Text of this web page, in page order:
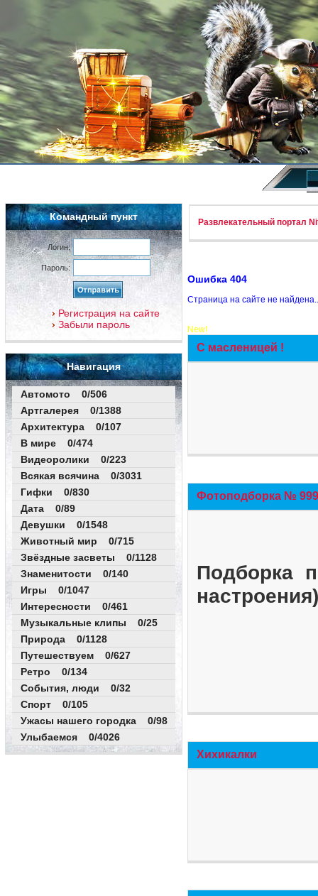
Командный пункт
Логин:
Пароль:
Регистрация на сайте
Забыли пароль
Навигация
Автомото 0/506
Артгалерея 0/1388
Архитектура 0/107
В мире 0/474
Видеоролики 0/223
Всякая всячина 0/3031
Гифки 0/830
Дата 0/89
Девушки 0/1548
Животный мир 0/715
Звёздные засветы 0/1128
Знаменитости 0/140
Игры 0/1047
Интересности 0/461
Музыкальные клипы 0/25
Природа 0/1128
Путешествуем 0/627
Ретро 0/134
События, люди 0/32
Спорт 0/105
Ужасы нашего городка 0/98
Улыбаемся 0/4026
Развлекательный портал
Ошибка 404
Страница на сайте не
New!
С масленицей !
Фотоподборка №
Подборка
Хихикалки